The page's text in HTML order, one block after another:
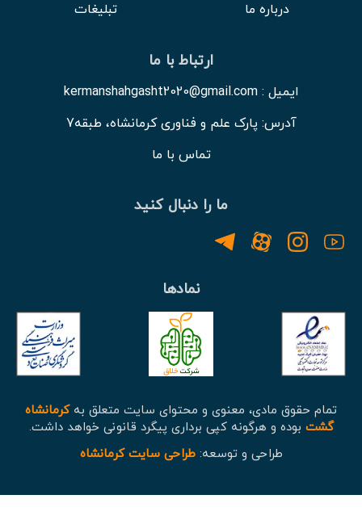
درباره ما
تبلیغات
ارتباط با ما
ایمیل : kermanshahgasht2020@gmail.com
آدرس: پارک علم و فناوری کرمانشاه، طبقه7
تماس با ما
ما را دنبال کنید
نمادها
تمام حقوق مادی، معنوی و محتوای سایت متعلق بهکرمانشاه
گشت بوده و هرگونه کپی برداری پیگرد قانونی خواهد داشت.
طراحی و توسعه:طراحی سایت کرمانشاه